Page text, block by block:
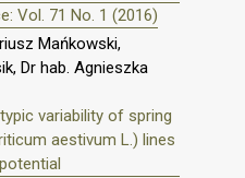
Vol. 71 No. 1 (2016)
Mańkowski,
Dr hab. Agnieszka
variability of spring
aestivum L.) lines